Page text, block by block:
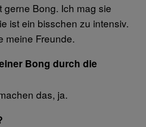
gerne Bong. Ich mag sie
ist ein bisschen zu intensiv.
meine Freunde.
Bong durch die
das, ja.